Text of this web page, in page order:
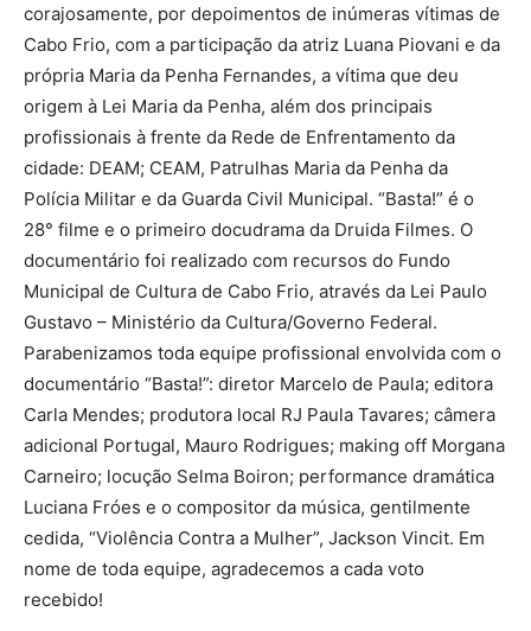
corajosamente, por depoimentos de inúmeras vítimas de
Cabo Frio, com a participação da atriz Luana Piovani e da
própria Maria da Penha Fernandes, a vítima que deu
origem à Lei Maria da Penha, além dos principais
profissionais à frente da Rede de Enfrentamento da
cidade: DEAM; CEAM, Patrulhas Maria da Penha da
Polícia Militar e da Guarda Civil Municipal. “Basta!” é o
28° filme e o primeiro docudrama da Druida Filmes. O
documentário foi realizado com recursos do Fundo
Municipal de Cultura de Cabo Frio, através da Lei Paulo
Gustavo – Ministério da Cultura/Governo Federal.
Parabenizamos toda equipe profissional envolvida com o
documentário “Basta!”: diretor Marcelo de Paula; editora
Carla Mendes; produtora local RJ Paula Tavares; câmera
adicional Portugal, Mauro Rodrigues; making off Morgana
Carneiro; locução Selma Boiron; performance dramática
Luciana Fróes e o compositor da música, gentilmente
cedida, “Violência Contra a Mulher”, Jackson Vincit. Em
nome de toda equipe, agradecemos a cada voto
recebido!